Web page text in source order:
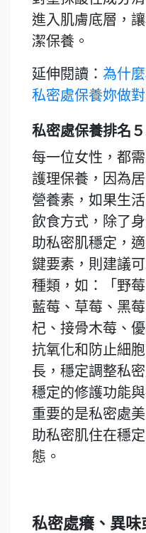
進入肌膚底層，
潔保養。
延伸閱讀： 為什
私密處保養妳做對
私密處保養排名
每一位女性，都
護理保養，因為
營養素，如果生
飲食方式，除了
助私密肌穩定，
鍵要素，則建議
種類，如：「野
藍莓、草莓、黑
杞、接骨木莓、
抗氧化和防止細
長，穩定調整私
穩定的修護功能
重要的是私密處
助私密肌住在穩
態。
私密處癢、異